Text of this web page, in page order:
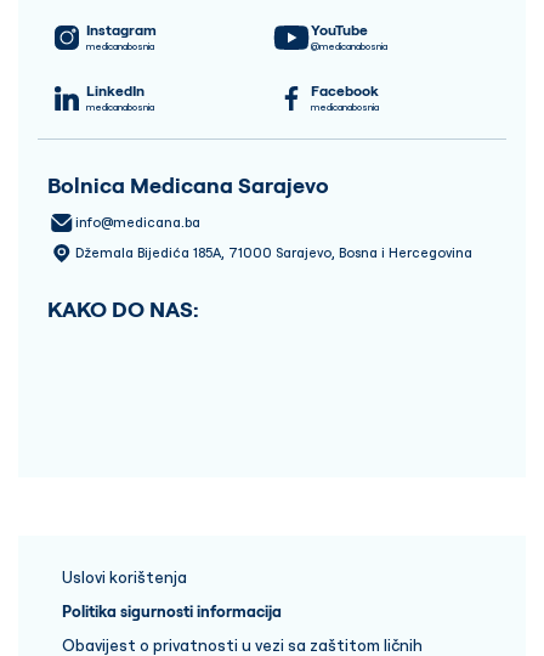
Instagram
medicanabosnia
YouTube
@medicanabosnia
LinkedIn
medicanabosnia
Facebook
medicanabosnia
Bolnica Medicana Sarajevo
info@medicana.ba
Džemala Bijedića 185A, 71000 Sarajevo, Bosna i Hercegovina
KAKO DO NAS:
Uslovi korištenja
Politika sigurnosti informacija
Obavijest o privatnosti u vezi sa zaštitom ličnih